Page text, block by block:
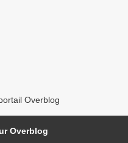
Overblog
Overblog